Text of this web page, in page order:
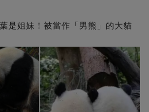
是姐妹！被當作「男熊」的大貓